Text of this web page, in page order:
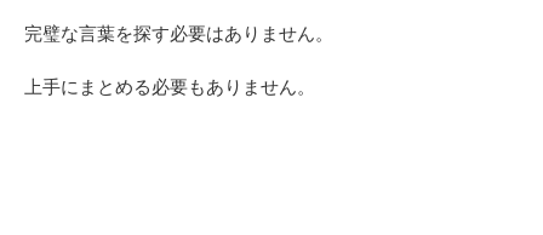
完璧な言葉を探す必要はありません。
上手にまとめる必要もありません。